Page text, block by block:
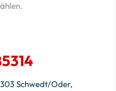
Schwedt/Oder,